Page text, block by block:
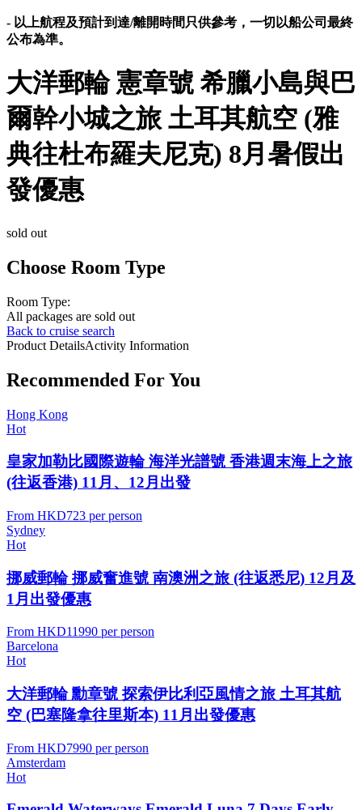
- 以上航程及預計到達/離開時間只供參考，一切以船公司最終
公布為準。
大洋郵輪 憲章號 希臘小島與巴
爾幹小城之旅 土耳其航空 (雅
典往杜布羅夫尼克) 8月暑假出
發優惠
sold out
Choose Room Type
Room Type:
All packages are sold out
Back to cruise search
Product DetailsActivity Information
Recommended For You
Hong Kong
Hot
皇家加勒比國際遊輪 海洋光譜號 香港週末海上之旅
(往返香港) 11月、12月出發
From HKD723 per person
Sydney
Hot
挪威郵輪 挪威奮進號 南澳洲之旅 (往返悉尼) 12月及
1月出發優惠
From HKD11990 per person
Barcelona
Hot
大洋郵輪 勳章號 探索伊比利亞風情之旅 土耳其航
空 (巴塞隆拿往里斯本) 11月出發優惠
From HKD7990 per person
Amsterdam
Hot